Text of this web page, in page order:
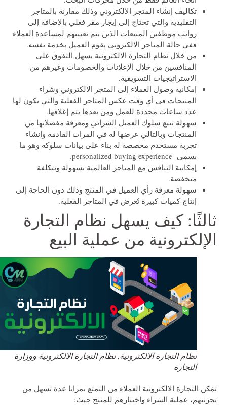
تكاليف إنشاء المتجر الالكتروني وذلك مقارنة بالمتاجر
التقليدية والتي تحتاج إلى إيجار مقر فعلي بالإضافة إلى
رواتب موظفين المبيعات الذين يتم تعيينهم لمساعدة العملاء
ففي حالة المتاجر الالكتروني يقوم العميل بخدمة نفسه.
من خلال نظام التجارة الالكترونية يسهل التفوق على
المنافسين من خلال الإعلانات والخصومات وغيرهم من
الاستراتيجيات التسويقية.
إمكانية وصول العملاء إلى المتجر الالكتروني وشراء
المنتجات في أي وقت عكس المتاجر الفعلية والتي يكون لها
عدد ساعات محددة للعمل ومن بعدها يتم إغلاقها.
سهولة تتبع سلوك العميل الشرائي ومعرفة مفضلاتها من
المنتجات وبالتالي عرضها له في المرات القادمة وإنشاء
تجربة مستخدم مخصصة له بناء على بيانات سلوكه وهو ما
يسمى personalized buying experience.
إمكانية التنافس مع المتاجر العالمية بسهولة وبتكلفة
منخفضة.
سهولة معرفة رأي العميل في المنتج وذلك دون الحاجة إلى
إنتاج كميات كبيرة تُعرض في المتاجر الفعلية.
ثالثًا: كيف يسهل نظام التجارة
الإلكترونية من عملية البيع
نظام التجارة الالكترونية, نظام التجارة الالكترونية ووزارة
التجارة
تمَكن التجارة الالكترونية العملاء من التمتع بمزايا عدة تسهل من
تجربتهم، عملية الشراء واختيارهم للمنتج حيث: